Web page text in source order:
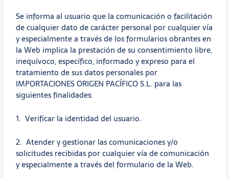
Se informa al usuario que la comunicación o facilitación
de cualquier dato de carácter personal por cualquier vía
y especialmente a través de los formularios obrantes en
la Web implica la prestación de su consentimiento libre,
inequívoco, específico, informado y expreso para el
tratamiento de sus datos personales por
IMPORTACIONES ORIGEN PACÍFICO S.L. para las
siguientes finalidades:
1. Verificar la identidad del usuario.
2. Atender y gestionar las comunicaciones y/o
solicitudes recibidas por cualquier vía de comunicación
y especialmente a través del formulario de la Web.